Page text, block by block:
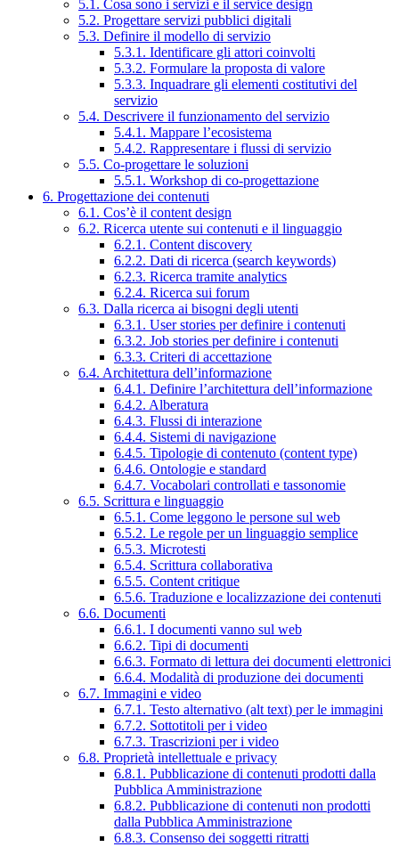
5.1. Cosa sono i servizi e il service design
5.2. Progettare servizi pubblici digitali
5.3. Definire il modello di servizio
5.3.1. Identificare gli attori coinvolti
5.3.2. Formulare la proposta di valore
5.3.3. Inquadrare gli elementi costitutivi del
servizio
5.4. Descrivere il funzionamento del servizio
5.4.1. Mappare l’ecosistema
5.4.2. Rappresentare i flussi di servizio
5.5. Co-progettare le soluzioni
5.5.1. Workshop di co-progettazione
6. Progettazione dei contenuti
6.1. Cos’è il content design
6.2. Ricerca utente sui contenuti e il linguaggio
6.2.1. Content discovery
6.2.2. Dati di ricerca (search keywords)
6.2.3. Ricerca tramite analytics
6.2.4. Ricerca sui forum
6.3. Dalla ricerca ai bisogni degli utenti
6.3.1. User stories per definire i contenuti
6.3.2. Job stories per definire i contenuti
6.3.3. Criteri di accettazione
6.4. Architettura dell’informazione
6.4.1. Definire l’architettura dell’informazione
6.4.2. Alberatura
6.4.3. Flussi di interazione
6.4.4. Sistemi di navigazione
6.4.5. Tipologie di contenuto (content type)
6.4.6. Ontologie e standard
6.4.7. Vocabolari controllati e tassonomie
6.5. Scrittura e linguaggio
6.5.1. Come leggono le persone sul web
6.5.2. Le regole per un linguaggio semplice
6.5.3. Microtesti
6.5.4. Scrittura collaborativa
6.5.5. Content critique
6.5.6. Traduzione e localizzazione dei contenuti
6.6. Documenti
6.6.1. I documenti vanno sul web
6.6.2. Tipi di documenti
6.6.3. Formato di lettura dei documenti elettronici
6.6.4. Modalità di produzione dei documenti
6.7. Immagini e video
6.7.1. Testo alternativo (alt text) per le immagini
6.7.2. Sottotitoli per i video
6.7.3. Trascrizioni per i video
6.8. Proprietà intellettuale e privacy
6.8.1. Pubblicazione di contenuti prodotti dalla
Pubblica Amministrazione
6.8.2. Pubblicazione di contenuti non prodotti
dalla Pubblica Amministrazione
6.8.3. Consenso dei soggetti ritratti